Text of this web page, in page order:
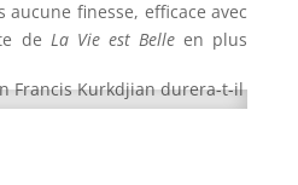
finesse, efficace avec
de La Vie est Belle en plus